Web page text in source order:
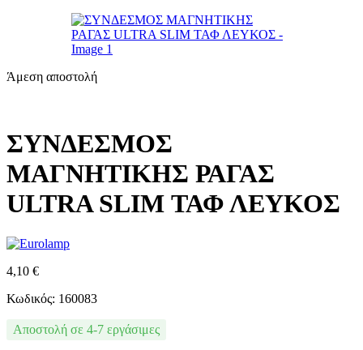
Άμεση αποστολή
ΣΥΝΔΕΣΜΟΣ
ΜΑΓΝΗΤΙΚΗΣ ΡΑΓΑΣ
ULTRA SLIM ΤΑΦ ΛΕΥΚΟΣ
4,10 €
Κωδικός: 160083
Αποστολή σε 4-7 εργάσιμες